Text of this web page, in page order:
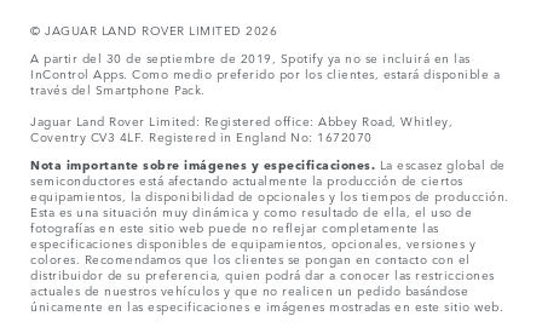
© JAGUAR LAND ROVER LIMITED 2026
A partir del 30 de septiembre de 2019, Spotify ya no se incluirá en las
InControl Apps. Como medio preferido por los clientes, estará disponible a
través del Smartphone Pack.
Jaguar Land Rover Limited: Registered office: Abbey Road, Whitley,
Coventry CV3 4LF. Registered in England No: 1672070
Nota importante sobre imágenes y especificaciones. La escasez global de
semiconductores está afectando actualmente la producción de ciertos
equipamientos, la disponibilidad de opcionales y los tiempos de producción.
Esta es una situación muy dinámica y como resultado de ella, el uso de
fotografías en este sitio web puede no reflejar completamente las
especificaciones disponibles de equipamientos, opcionales, versiones y
colores. Recomendamos que los clientes se pongan en contacto con el
distribuidor de su preferencia, quien podrá dar a conocer las restricciones
actuales de nuestros vehículos y que no realicen un pedido basándose
únicamente en las especificaciones e imágenes mostradas en este sitio web.